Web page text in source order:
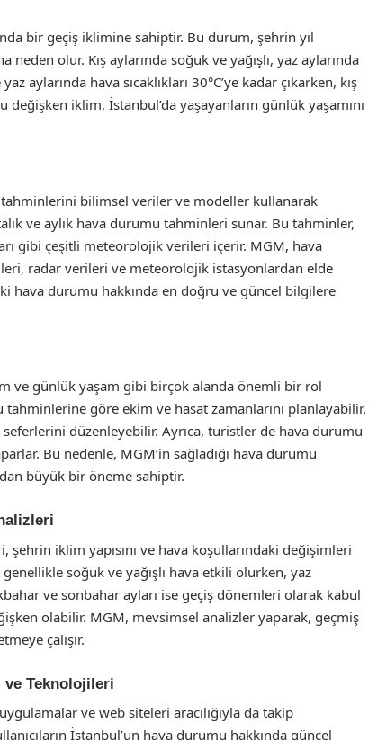
bir geçiş iklimine sahiptir. Bu durum, şehrin yıl
neden olur. Kış aylarında soğuk ve yağışlı, yaz aylarında
aylarında hava sıcaklıkları 30°C’ye kadar çıkarken, kış
değişken iklim, İstanbul’da yaşayanların günlük yaşamını
bilimsel veriler ve modeller kullanarak
ve aylık hava durumu tahminleri sunar. Bu tahminler,
gibi çeşitli meteorolojik verileri içerir. MGM, hava
radar verileri ve meteorolojik istasyonlardan elde
hava durumu hakkında en doğru ve güncel bilgilere
ve günlük yaşam gibi birçok alanda önemli bir rol
göre ekim ve hasat zamanlarını planlayabilir.
seferlerini düzenleyebilir. Ayrıca, turistler de hava durumu
Bu nedenle, MGM’in sağladığı hava durumu
büyük bir öneme sahiptir.
iklim yapısını ve hava koşullarındaki değişimleri
soğuk ve yağışlı hava etkili olurken, yaz
ve sonbahar ayları ise geçiş dönemleri olarak kabul
olabilir. MGM, mevsimsel analizler yaparak, geçmiş
çalışır.
ve Teknolojileri
ve web siteleri aracılığıyla da takip
İstanbul’un hava durumu hakkında güncel